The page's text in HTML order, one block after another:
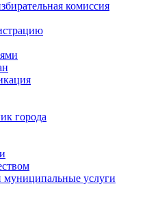
комиссия
города
муниципальные услуги